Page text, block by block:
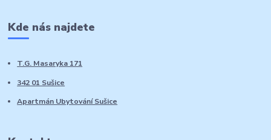
Kde nás najdete
T.G. Masaryka 171
342 01 Sušice
Apartmán Ubytování Sušice